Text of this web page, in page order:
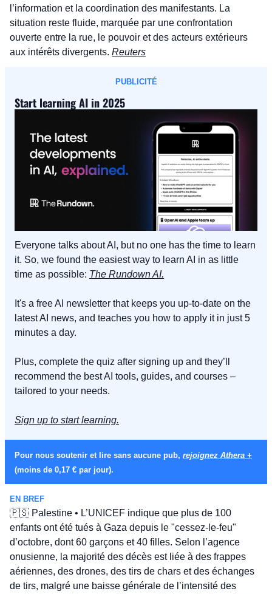
l’information et la coordination des manifestants. La
situation reste fluide, marquée par une confrontation
ouverte entre la rue, le pouvoir et des acteurs extérieurs
aux intérêts divergents. Reuters
PUBLICITÉ
Start learning AI in 2025
Everyone talks about AI, but no one has the time to learn
it. So, we found the easiest way to learn AI in as little
time as possible: The Rundown AI.
It's a free AI newsletter that keeps you up-to-date on the
latest AI news, and teaches you how to apply it in just 5
minutes a day.
Plus, complete the quiz after signing up and they’ll
recommend the best AI tools, guides, and courses –
tailored to your needs.
Sign up to start learning.
Pour nous soutenir et lire sans aucune pub, rejoignez Athera +
(moins de 0,17 € par jour).
EN BREF
🇵🇸 Palestine • L’UNICEF indique que plus de 100
enfants ont été tués à Gaza depuis le "cessez-le-feu"
d’octobre, dont 60 garçons et 40 filles. Selon l’agence
onusienne, la majorité des décès est liée à des frappes
aériennes, des drones, des tirs de chars et des échanges
de tirs, malgré une baisse générale de l’intensité des